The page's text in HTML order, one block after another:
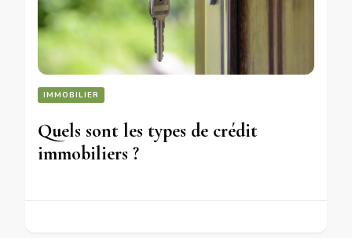
IMMOBILIER
Quels sont les types de crédit
immobiliers ?